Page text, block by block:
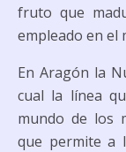
fruto que
empleado en el
En Aragón la
cual la línea
mundo de los
que permite a